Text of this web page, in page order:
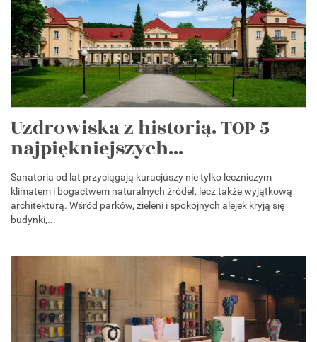
Uzdrowiska z historią. TOP 5
najpiękniejszych...
Sanatoria od lat przyciągają kuracjuszy nie tylko leczniczym
klimatem i bogactwem naturalnych źródeł, lecz także wyjątkową
architekturą. Wśród parków, zieleni i spokojnych alejek kryją się
budynki,...